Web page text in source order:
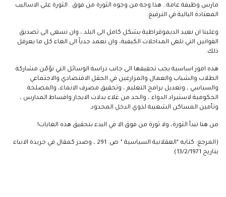
مارس وظيفة عامة… هذا وجه من وجوه الثورة من فوق . الثورة على الاساليب
المعتادة البالية في الترقيع.
وعلينا ان نعيد الديموقراطية بشكل كامل الى البلد ، وان نسعى الى تصديق
القوانين التي تلغي المداخلات الكيفية، وان نعمد جدياً الى الغاء كل ما يعرقل
ذلك.
هذه امور اساسية يجب تحقيقها الى جانب دراسة الوسائل التي تؤمّن مشاركة
الطلاب والشباب والعمال والمزارعين في الحقل الاقتصادي والاجتماعي
والسياسي ، وتعديل برامج التعليم ، وتحقيق مصرف الانماء، والمصلحة
الحكومية لاستيراد الدواء ، والحد من غلاء بدلات الايجار واقساط المدارس ،
وتأمين المساكن الشعبية لذوي الدخل المحدود.
من هنا تبدأ الثورة، ولا ثورة من فوق الا في البدء بتحقيق هذه الغايات!
(المرجع: كتابه “العقلانية السياسية ” ص. 291 ، وصدر كمقال في جريدة الانباء
بتاريخ 13/2/1971)